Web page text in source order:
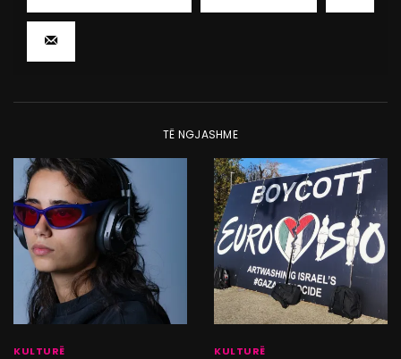
TË NGJASHME
KULTURË KULTURË